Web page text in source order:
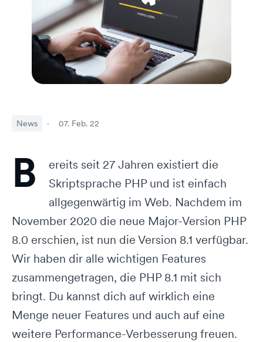
News · 07. Feb. 22
B
ereits seit 27 Jahren existiert die
Skriptsprache PHP und ist einfach
allgegenwärtig im Web. Nachdem im
November 2020 die neue Major-Version PHP
8.0 erschien, ist nun die Version 8.1 verfügbar.
Wir haben dir alle wichtigen Features
zusammengetragen, die PHP 8.1 mit sich
bringt. Du kannst dich auf wirklich eine
Menge neuer Features und auch auf eine
weitere Performance-Verbesserung freuen.